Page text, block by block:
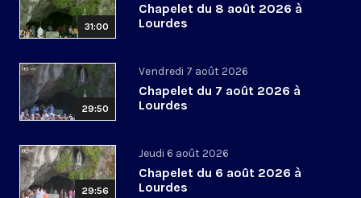
31:00
Chapelet du 8 août 2026 à
Lourdes
29:50
Vendredi 7 août 2026
Chapelet du 7 août 2026 à
Lourdes
29:56
Jeudi 6 août 2026
Chapelet du 6 août 2026 à
Lourdes